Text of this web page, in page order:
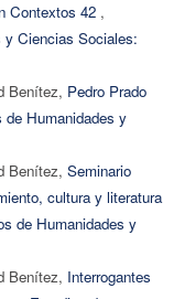
Contextos 42 ,
Ciencias Sociales:
Benítez, Pedro Prado
Humanidades y
Benítez, Seminario
cultura y literatura
de Humanidades y
Benítez, Interrogantes